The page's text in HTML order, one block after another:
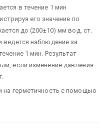
в течение 1 мин
его значение по
до (200±10) мм вод. ст.
ведется наблюдение за
1 мин. Результат
если изменение давления
на герметичность с помощью